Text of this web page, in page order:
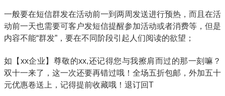
一般要在短信群发在活动前一到两周发送进行预热，而且在活
动前一天也需要可客户发短信提醒参加活动或者消费等，但是
内容不能“群发”，要在不同阶段引起人们阅读的欲望；
如【xx企业】尊敬的xx,还记得您与我擦肩而过的那一刻嘛？
双十一来了，这一次还要再错过哦！全场五折包邮，外加五十
元优惠卷送上，记得提前收藏哦！退订回T